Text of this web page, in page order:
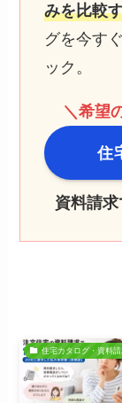
みを比較
グを今す
ック。
＼希望
住
資料請
住宅カタログ・資料